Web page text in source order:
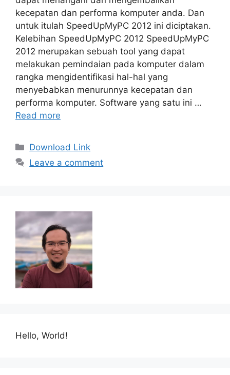
kecepatan dan performa komputer anda. Dan
untuk itulah SpeedUpMyPC 2012 ini diciptakan.
Kelebihan SpeedUpMyPC 2012 SpeedUpMyPC
2012 merupakan sebuah tool yang dapat
melakukan pemindaian pada komputer dalam
rangka mengidentifikasi hal-hal yang
menyebabkan menurunnya kecepatan dan
performa komputer. Software yang satu ini …
Read more
Categories
Download Link
Leave a comment
Hello, World!